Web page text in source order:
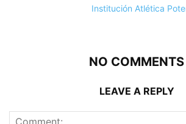
Institución Atlética
NO COMMENTS
LEAVE A REPLY